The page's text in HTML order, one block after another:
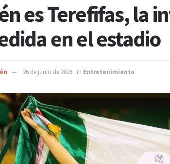
es Terefifas, la
en el estadio
26 de junio de 2026 in Entretenimiento